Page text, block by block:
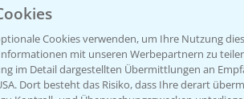
Cookies verwenden, um Ihre Nutzung
mit unseren Werbepartnern zu
im Detail dargestellten Übermittlungen an
Dort besteht das Risiko, dass Ihre derart